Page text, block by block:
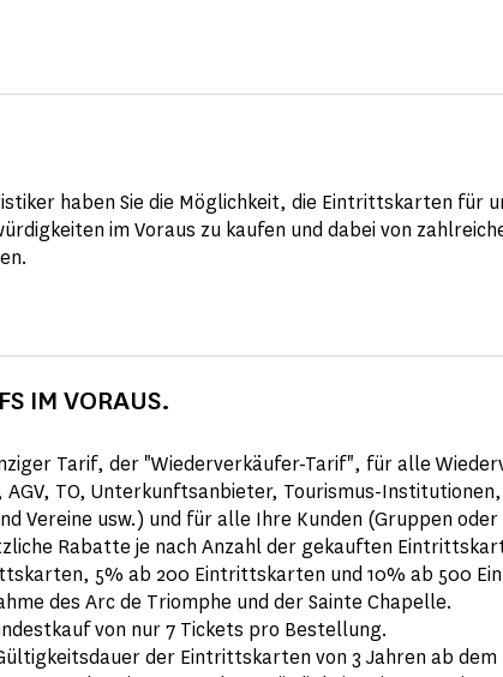
haben Sie die Möglichkeit, die Eintrittskarten für
im Voraus zu kaufen und dabei von
IM VORAUS.
Tarif, der "Wiederverkäufer-Tarif", für alle
AGV, TO, Unterkunftsanbieter, Tourismus-
Vereine usw.) und für alle Ihre Kunden (Gruppen
Rabatte je nach Anzahl der gekauften
5% ab 200 Eintrittskarten und 10% ab 500
des Arc de Triomphe und der Sainte Chapelle.
von nur 7 Tickets pro Bestellung.
der Eintrittskarten von 3 Jahren ab